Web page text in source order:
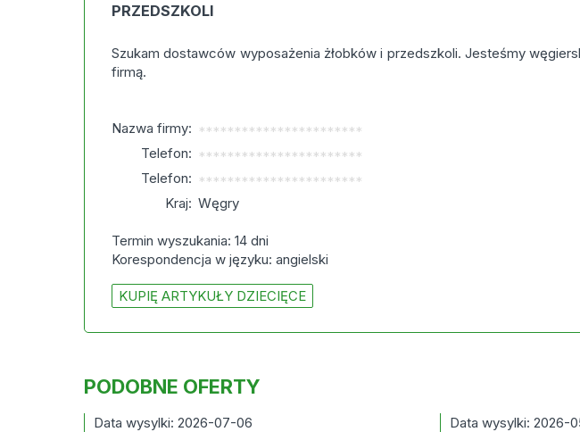
PRZEDSZKOLI
Szukam dostawców wyposażenia żłobków i przedszkoli. Jesteśmy
firmą.
Nazwa firmy: ***********************
Telefon: ***********************
Telefon: ***********************
Kraj: Węgry
Termin wyszukania: 14 dni
Korespondencja w języku: angielski
KUPIĘ ARTYKUŁY DZIECIĘCE
PODOBNE OFERTY
Data wysylki: 2026-07-06 Data wysylki: 2026-